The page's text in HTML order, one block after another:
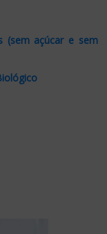
(sem açúcar e sem